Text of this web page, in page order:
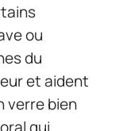
ou
du
et aident
verre bien
qui